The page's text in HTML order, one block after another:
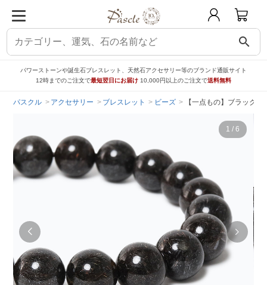
search
パワーストーンや誕生石ブレスレット、天然石アクセサリー等のブランド通販サイト
12時までのご注文で最短翌日にお届け 10,000円以上のご注文で送料無料
パスクル アクセサリー ブレスレット ビーズ 【一点もの】ブラック
1 / 6